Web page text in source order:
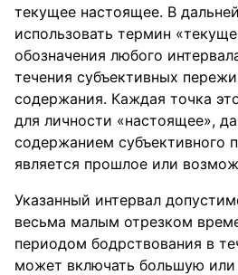
текущее настоящее. В
использовать термин
обозначения любого
течения субъективных
содержания. Каждая точка
для личности «настоящее»,
содержанием субъективного
является прошлое или
Указанный интервал
весьма малым отрезком
периодом бодрствования в
может включать большую